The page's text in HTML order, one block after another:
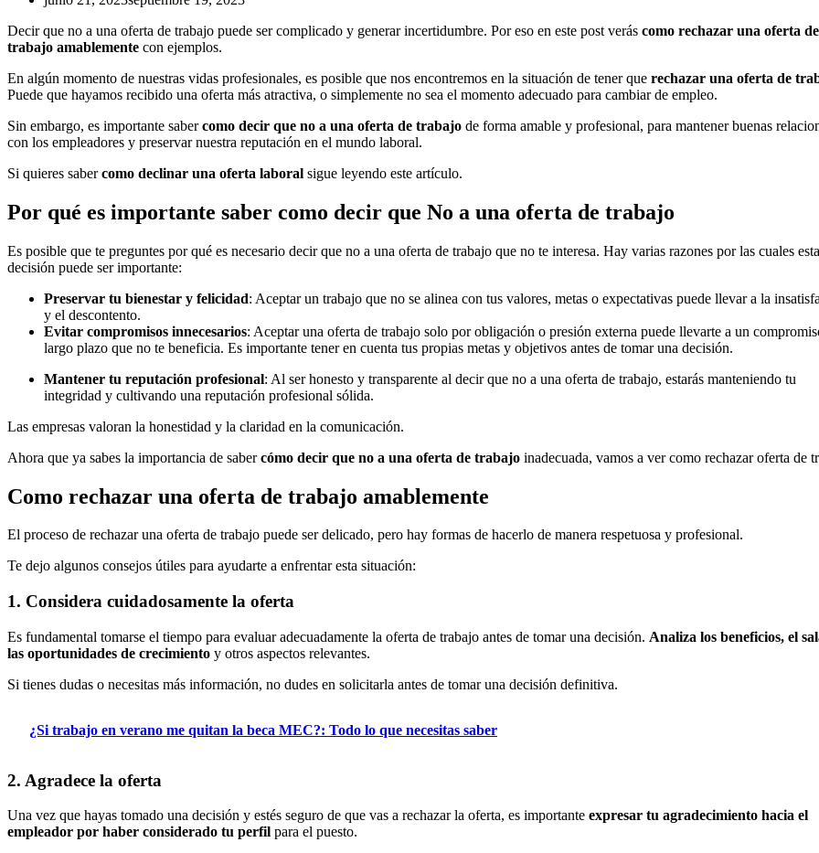
Decir que no a una oferta de trabajo puede ser complicado y generar incertidumbre. Por eso en este post verás como rechazar una oferta de
trabajo amablemente con ejemplos.
En algún momento de nuestras vidas profesionales, es posible que nos encontremos en la situación de tener que rechazar una oferta de
Puede que hayamos recibido una oferta más atractiva, o simplemente no sea el momento adecuado para cambiar de empleo.
Sin embargo, es importante sabercomo decir que no a una oferta de trabajo de forma amable y profesional, para mantener buenas
con los empleadores y preservar nuestra reputación en el mundo laboral.
Si quieres sabercomo declinar una oferta laboral sigue leyendo este artículo.
Por qué es importante saber como decir que No a una oferta de trabajo
Es posible que te preguntes por qué es necesario decir que no a una oferta de trabajo que no te interesa. Hay varias razones por las cuales esta
decisión puede ser importante:
Preservar tu bienestar y felicidad: Aceptar un trabajo que no se alinea con tus valores, metas o expectativas puede llevar a la
y el descontento.
Evitar compromisos innecesarios: Aceptar una oferta de trabajo solo por obligación o presión externa puede llevarte a un
largo plazo que no te beneficia. Es importante tener en cuenta tus propias metas y objetivos antes de tomar una decisión.
Mantener tu reputación profesional: Al ser honesto y transparente al decir que no a una oferta de trabajo, estarás manteniendo tu
integridad y cultivando una reputación profesional sólida.
Las empresas valoran la honestidad y la claridad en la comunicación.
Ahora que ya sabes la importancia de sabercómo decir que no a una oferta de trabajo inadecuada, vamos a ver como rechazar oferta de
Como rechazar una oferta de trabajo amablemente
El proceso de rechazar una oferta de trabajo puede ser delicado, pero hay formas de hacerlo de manera respetuosa y profesional.
Te dejo algunos consejos útiles para ayudarte a enfrentar esta situación:
1. Considera cuidadosamente la oferta
Es fundamental tomarse el tiempo para evaluar adecuadamente la oferta de trabajo antes de tomar una decisión. Analiza los beneficios, el
las oportunidades de crecimiento y otros aspectos relevantes.
Si tienes dudas o necesitas más información, no dudes en solicitarla antes de tomar una decisión definitiva.
¿Si trabajo en verano me quitan la beca MEC?: Todo lo que necesitas saber
2. Agradece la oferta
Una vez que hayas tomado una decisión y estés seguro de que vas a rechazar la oferta, es importante expresar tu agradecimiento hacia el
empleador por haber considerado tu perfil para el puesto.